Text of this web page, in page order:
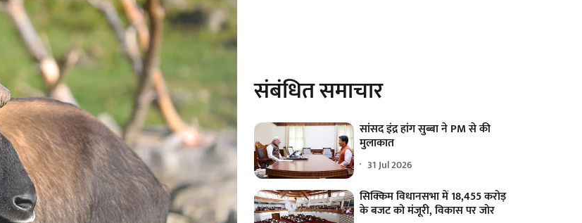
संबंधित समाचार
सांसद इंद्र हांग सुब्बा ने PM से की
मुलाकात
31 Jul 2026
सिक्किम विधानसभा में 18,455 करोड़
के बजट को मंजूरी, विकास पर जोर